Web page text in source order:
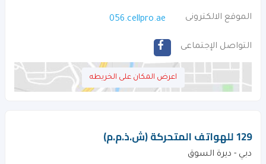
الموقع الالكترونى 056.cellpro.ae
التواصل الإجتماعى
اعرض المكان على الخريطه
129 للهواتف المتحركة (ش.ذ.م.م)
دبي - ديرة السوق